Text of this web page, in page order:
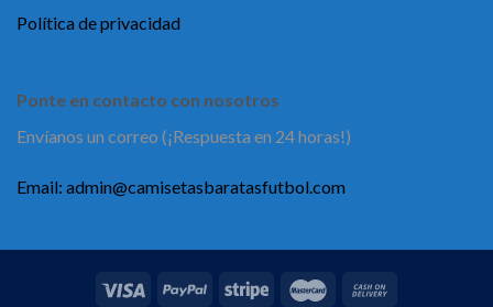
Política de privacidad
Ponte en contacto con nosotros
Envíanos un correo (¡Respuesta en 24 horas!)
Email: admin@camisetasbaratasfutbol.com